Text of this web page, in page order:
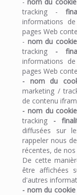
tracking -
informations
pages Web
- nom du
tracking -
informations
pages Web
- nom du
marketing /
de contenu
- nom du
tracking -
diffusées sur
rappeler nous
récentes, de
De cette
être affichées
d'autres
- nom du cookie